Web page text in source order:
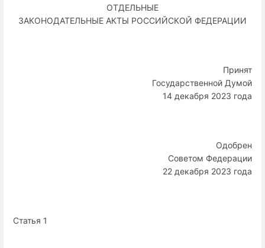
ОТДЕЛЬНЫЕ
ЗАКОНОДАТЕЛЬНЫЕ АКТЫ РОССИЙСКОЙ ФЕДЕРАЦИИ
Принят
Государственной Думой
14 декабря 2023 года
Одобрен
Советом Федерации
22 декабря 2023 года
Статья 1